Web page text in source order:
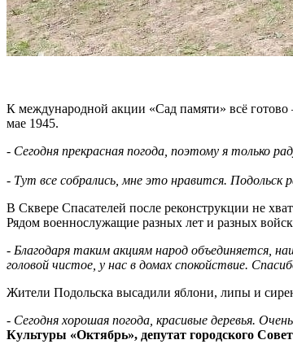
К международной акции «Сад памяти» всё
мае 1945.
- Сегодня прекрасная погода, поэтому я только
- Тут все собрались, мне это нравится. Подольск
В Сквере Спасателей после реконструкции не
Рядом военнослужащие разных лет и разных
- Благодаря таким акциям народ объединяется,
головой чистое, у нас в домах спокойствие.
Жители Подольска высадили яблони, липы и
- Сегодня хорошая погода, красивые деревья.
Культуры «Октябрь», депутат городского